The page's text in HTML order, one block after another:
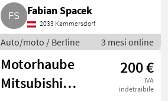
Fabian Spacek
2033 Kammersdorf
Auto/moto / Berline 3 mesi online
Motorhaube
Mitsubishi
200 €
IVA
indetraibile